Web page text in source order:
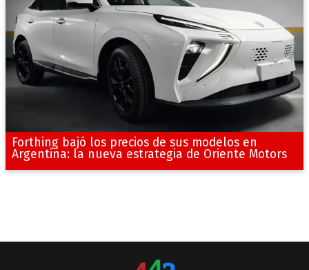
Forthing bajó los precios de sus modelos en
Argentina: la nueva estrategia de Oriente Motors